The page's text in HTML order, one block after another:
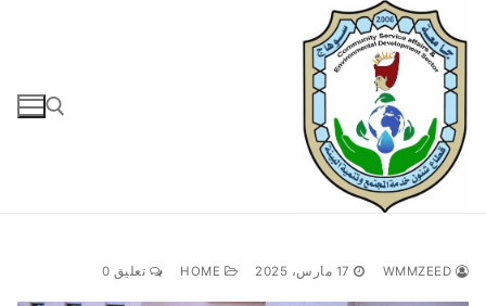
التجاوز
إلى
المحتوى
17 مارس، 2025 تعليق 0